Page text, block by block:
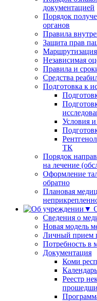
документацией
Порядок
органов
Правила
Защита прав
Независимая
Правила и
Средства
Подготовка к
Условия
ТК
Порядок
на лечение
Оформление
обратно
Плановая
Сведения о
Новая модель
Личный прием
Потребность в
Документация
Коми
Реестр